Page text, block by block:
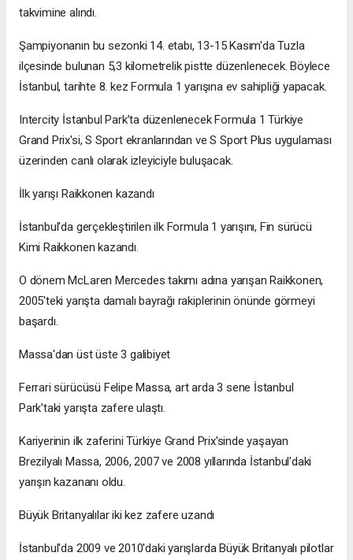
takvimine alındı.
Şampiyonanın bu sezonki 14. etabı, 13-15 Kasım'da Tuzla
ilçesinde bulunan 5,3 kilometrelik pistte düzenlenecek. Böylece
İstanbul, tarihte 8. kez Formula 1 yarışına ev sahipliği yapacak.
Intercity İstanbul Park’ta düzenlenecek Formula 1 Türkiye
Grand Prix'si, S Sport ekranlarından ve S Sport Plus uygulaması
üzerinden canlı olarak izleyiciyle buluşacak.
İlk yarışı Raikkonen kazandı
İstanbul'da gerçekleştirilen ilk Formula 1 yarışını, Fin sürücü
Kimi Raikkonen kazandı.
O dönem McLaren Mercedes takımı adına yarışan Raikkonen,
2005'teki yarışta damalı bayrağı rakiplerinin önünde görmeyi
başardı.
Massa'dan üst üste 3 galibiyet
Ferrari sürücüsü Felipe Massa, art arda 3 sene İstanbul
Park'taki yarışta zafere ulaştı.
Kariyerinin ilk zaferini Türkiye Grand Prix'sinde yaşayan
Brezilyalı Massa, 2006, 2007 ve 2008 yıllarında İstanbul'daki
yarışın kazananı oldu.
Büyük Britanyalılar iki kez zafere uzandı
İstanbul'da 2009 ve 2010'daki yarışlarda Büyük Britanyalı pilotlar